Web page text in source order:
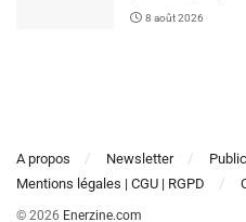
8 août 2026
A propos Newsletter
Mentions légales | CGU | RGPD
© 2026 Enerzine.com